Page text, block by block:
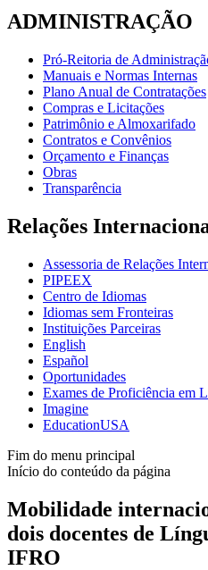
ADMINISTRAÇÃO
Pró-Reitoria de
Manuais e Normas Internas
Plano Anual de Contratações
Compras e Licitações
Patrimônio e Almoxarifado
Contratos e Convênios
Orçamento e Finanças
Obras
Transparência
Relações
Assessoria de Relações
PIPEEX
Centro de Idiomas
Idiomas sem Fronteiras
Instituições Parceiras
English
Español
Oportunidades
Exames de Proficiência em
Imagine
EducationUSA
Fim do menu principal
Início do conteúdo da página
Mobilidade
dois docentes de
IFRO